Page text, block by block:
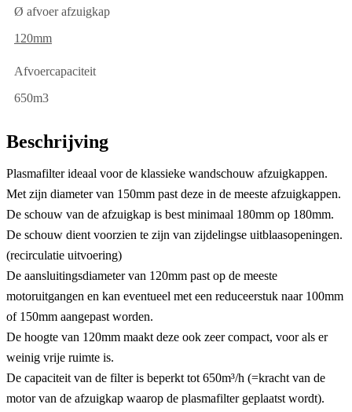
Ø afvoer afzuigkap
120mm
Afvoercapaciteit
650m3
Beschrijving
Plasmafilter ideaal voor de klassieke wandschouw afzuigkappen.
Met zijn diameter van 150mm past deze in de meeste afzuigkappen.
De schouw van de afzuigkap is best minimaal 180mm op 180mm.
De schouw dient voorzien te zijn van zijdelingse uitblaasopeningen.
(recirculatie uitvoering)
De aansluitingsdiameter van 120mm past op de meeste
motoruitgangen en kan eventueel met een reduceerstuk naar 100mm
of 150mm aangepast worden.
De hoogte van 120mm maakt deze ook zeer compact, voor als er
weinig vrije ruimte is.
De capaciteit van de filter is beperkt tot 650m³/h (=kracht van de
motor van de afzuigkap waarop de plasmafilter geplaatst wordt).